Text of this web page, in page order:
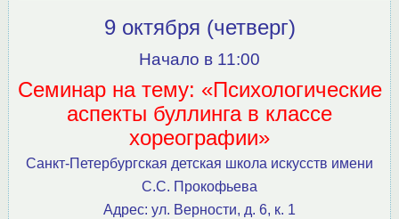
9 октября (четверг)
Начало в 11:00
Семинар на тему: «Психологические
аспекты буллинга в классе
хореографии»
Санкт-Петербургская детская школа искусств имени
С.С. Прокофьева
Адрес: ул. Верности, д. 6, к. 1